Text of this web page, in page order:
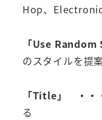
Hop、
「Use Random
のスタイルを提
「Title」 ・・
る